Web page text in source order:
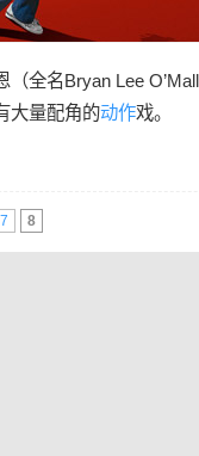
（全名Bryan Lee
大量配角的动作戏。
7 8